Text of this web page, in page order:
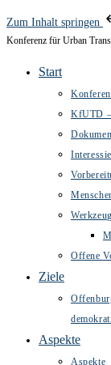
Zum Inhalt springen
Zum
Konferenz für Urban
Start
KfUTD
Offene
Ziele
Aspekte
Aspekte